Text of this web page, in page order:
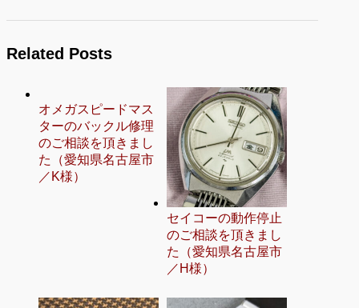
Related Posts
オメガスピードマス
ターのバックル修理
のご相談を頂きまし
た（愛知県名古屋市
／K様）
セイコーの動作停止
のご相談を頂きまし
た（愛知県名古屋市
／H様）